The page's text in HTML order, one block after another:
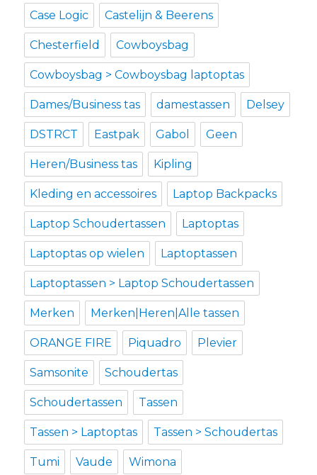
Case Logic Castelijn & Beerens
Chesterfield Cowboysbag
Cowboysbag > Cowboysbag laptoptas
Dames/Business tas damestassen Delsey
DSTRCT Eastpak Gabol Geen
Heren/Business tas Kipling
Kleding en accessoires Laptop Backpacks
Laptop Schoudertassen Laptoptas
Laptoptas op wielen Laptoptassen
Laptoptassen > Laptop Schoudertassen
Merken Merken|Heren|Alle tassen
ORANGE FIRE Piquadro Plevier
Samsonite Schoudertas
Schoudertassen Tassen
Tassen > Laptoptas Tassen > Schoudertas
Tumi Vaude Wimona